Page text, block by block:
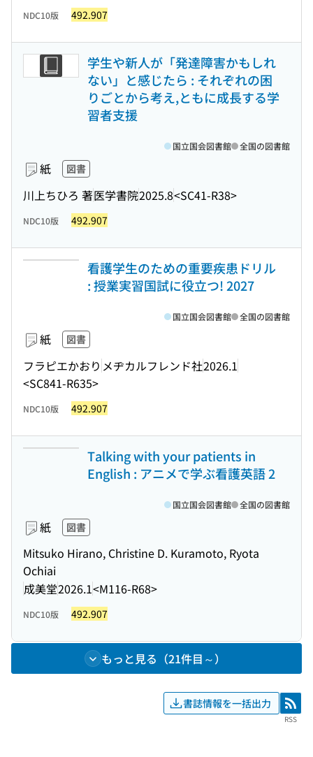
NDC10版 492.907
学生や新人が「発達障害かもしれ
ない」と感じたら : それぞれの困
りごとから考え,ともに成長する学
習者支援
紙 図書
川上ちひろ 著医学書院2025.8<SC41-R38>
国立国会図書館 全国の図書館
NDC10版 492.907
看護学生のための重要疾患ドリル
: 授業実習国試に役立つ! 2027
紙 図書
フラピエかおり メヂカルフレンド社2026.1
<SC841-R635>
国立国会図書館 全国の図書館
NDC10版 492.907
Talking with your patients in
English : アニメで学ぶ看護英語 2
紙 図書
Mitsuko Hirano, Christine D. Kuramoto, Ryota
Ochiai
成美堂2026.1<M116-R68>
国立国会図書館 全国の図書館
NDC10版 492.907
もっと見る（21件目～）
書誌情報を一括出力 RSS
RSS